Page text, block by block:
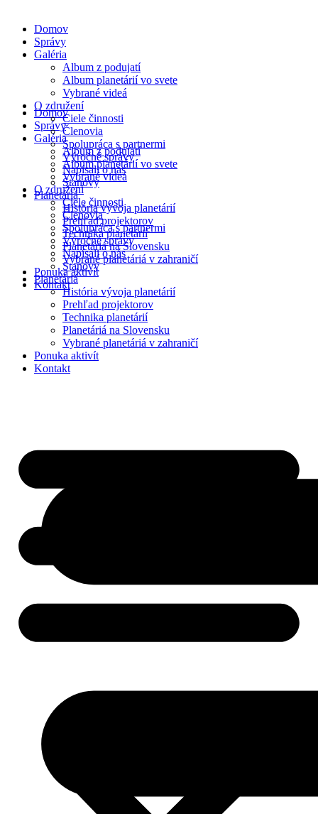
Domov
Správy
Galéria
Album z podujatí
Album planetárií vo svete
Vybrané videá
O združení
Ciele činnosti
Členovia
Spolupráca s partnermi
Výročné správy
Napísali o nás
Stanovy
Planetáriá
História vývoja planetárií
Prehľad projektorov
Technika planetárií
Planetáriá na Slovensku
Vybrané planetáriá v zahraničí
Ponuka aktivít
Kontakt
Domov
Správy
Galéria
Album z podujatí
Album planetárií vo svete
Vybrané videá
O združení
Ciele činnosti
Členovia
Spolupráca s partnermi
Výročné správy
Napísali o nás
Stanovy
Planetáriá
História vývoja planetárií
Prehľad projektorov
Technika planetárií
Planetáriá na Slovensku
Vybrané planetáriá v zahraničí
Ponuka aktivít
Kontakt